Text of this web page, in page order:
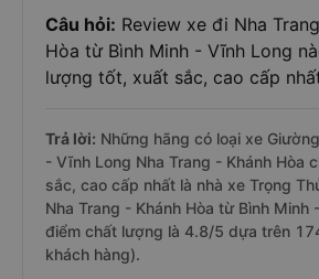
Câu hỏi: Review xe đi Nha
Hòa từ Bình Minh - Vĩnh Long
lượng tốt, xuất sắc, cao cấp
Trả lời: Những hãng có loại xe
- Vĩnh Long Nha Trang - Khánh Hòa
sắc, cao cấp nhất là nhà xe Trọng
Nha Trang - Khánh Hòa từ Bình Minh
điểm chất lượng là 4.8/5 dựa trên
khách hàng).